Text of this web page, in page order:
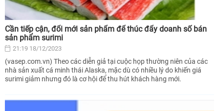
Cần tiếp cận, đổi mới sản phẩm để thúc đẩy doanh số bán
sản phẩm surimi
21:19 18/12/2023
(vasep.com.vn) Theo các diễn giả tại cuộc họp thường niên của các
nhà sản xuất cá minh thái Alaska, mặc dù có nhiều lý do khiến giá
surimi giảm nhưng đó là cơ hội để thu hút khách hàng mới.